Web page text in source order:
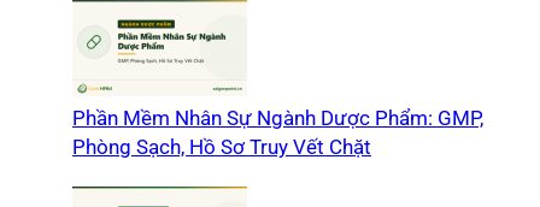
Phần Mềm Nhân Sự Ngành Dược Phẩm: GMP,
Phòng Sạch, Hồ Sơ Truy Vết Chặt